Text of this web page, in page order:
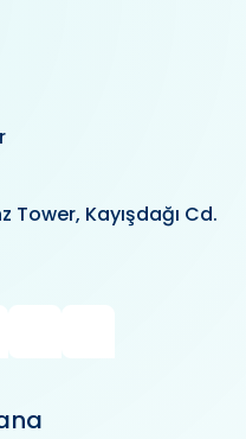
Kayışdağı Cd.